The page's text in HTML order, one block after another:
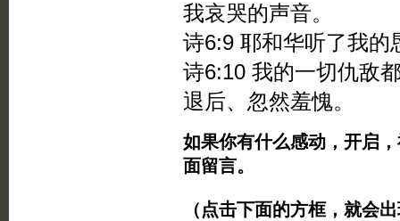
我哀哭的声音。
诗6:9 耶和华听了我的
诗6:10 我的一切仇敌
退后、忽然羞愧。
如果你有什么感动，开启
面留言。
（点击下面的方框，就会